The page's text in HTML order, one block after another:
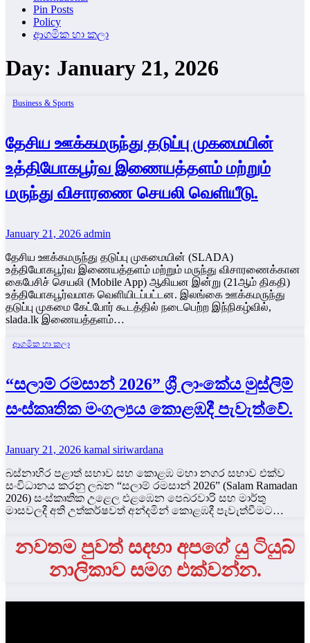
Pin Posts
Policy
ආගමික හා කලා
Day: January 21, 2026
Business & Sports
தேசிய ஊக்கமருந்து தடுப்பு முகமையின்
உத்தியோகபூர்வ இணையத்தளம் மற்றும்
மருந்து விசாரணை செயலி வெளியீடு.
January 21, 2026 admin
தேசிய ஊக்கமருந்து தடுப்பு முகமையின் (SLADA)
உத்தியோகபூர்வ இணையத்தளம் மற்றும் மருந்து விசாரணைக்கான
கைபேசிச் செயலி (Mobile App) ஆகியன இன்று (21ஆம் திகதி)
உத்தியோகபூர்வமாக வெளியிடப்பட்டன. இலங்கை ஊக்கமருந்து
தடுப்பு முகமை கேட்போர் கூடத்தில் நடைபெற்ற இந்நிகழ்வில்,
slada.lk இணையத்தளம்…
ආගමික හා කලා
“සලාම් රමසාන් 2026” ශ්‍රී ලාංකේය මුස්ලිම්
සංස්කෘතික මංගල්‍යය කොළඹදී පැවැත්වේ.
January 21, 2026 kamal siriwardana
බස්නාහිර පළාත් සභාව සහ කොළඹ මහා නගර සභාව එක්ව
සංවිධානය කරනු ලබන “සලාම් රමසාන් 2026” (Salam Ramadan
2026) සංස්කෘතික උළෙල එළඹෙන පෙබරවාරි සහ මාර්තු
මාසවලදී අති උත්කර්ෂවත් අන්දමින් කොළඹදී පැවැත්වීමට…
නවතම පුවත් සදහා අපගේ යු ටියුබ්
නාලිකාව සමග එක්වන්න.